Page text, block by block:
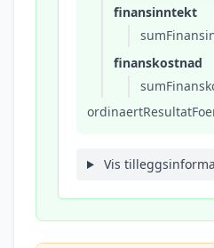
finansinntekt
finanskostnad
Vis